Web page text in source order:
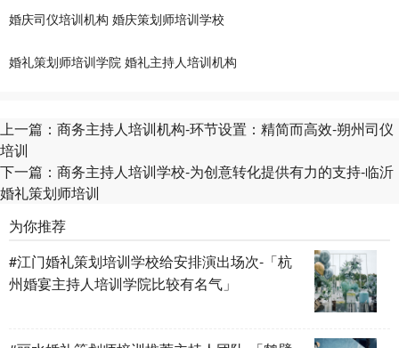
婚庆司仪培训机构 婚庆策划师培训学校
婚礼策划师培训学院 婚礼主持人培训机构
上一篇： 商务主持人培训机构-环节设置：精简而高效-朔州司仪
培训
下一篇： 商务主持人培训学校-为创意转化提供有力的支持-临沂
婚礼策划师培训
为你推荐
#江门婚礼策划培训学校给安排演出场次-「杭
州婚宴主持人培训学院比较有名气」